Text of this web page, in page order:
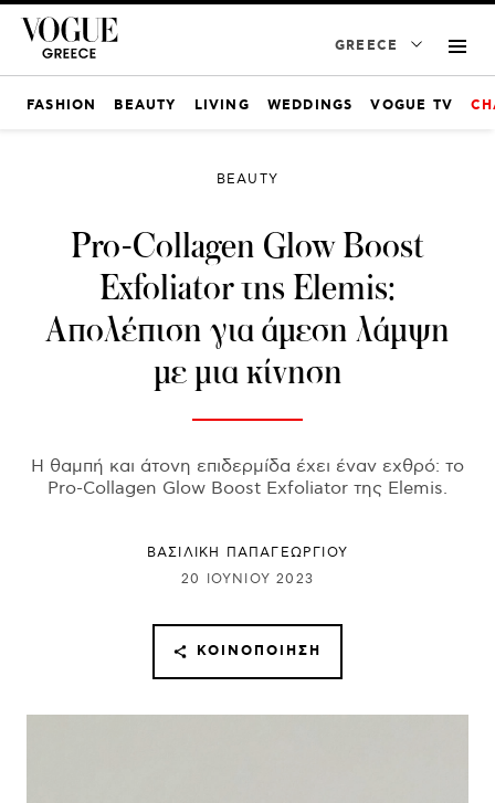
GREECE
FASHION BEAUTY LIVING WEDDINGS VOGUE TV
BEAUTY
Pro-Collagen Glow Boost
Exfoliator της Elemis:
Απολέπιση για άμεση λάμψη
με μια κίνηση
Η θαμπή και άτονη επιδερμίδα έχει έναν εχθρό: το
Pro-Collagen Glow Boost Exfoliator της Elemis.
ΒΑΣΙΛΙΚΗ ΠΑΠΑΓΕΩΡΓΙΟΥ
20 ΙΟΥΝΊΟΥ 2023
ΚΟΙΝΟΠΟΊΗΣΗ